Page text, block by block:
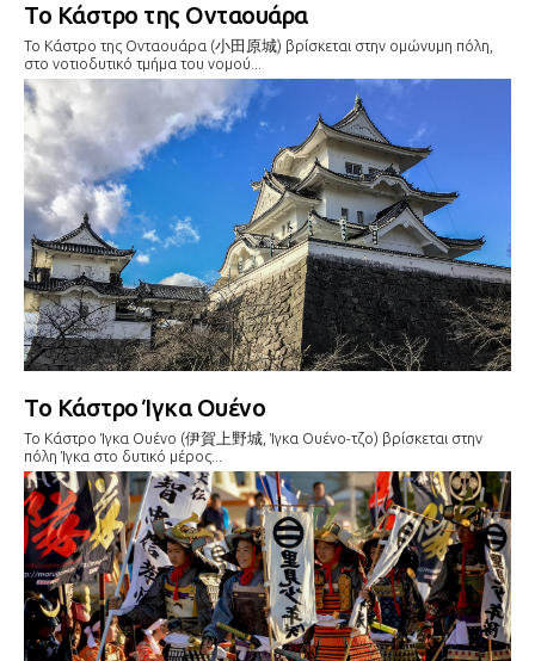
Το Κάστρο της Ονταουάρα
Το Κάστρο της Ονταουάρα (小田原城) βρίσκεται στην ομώνυμη πόλη,
στο νοτιοδυτικό τμήμα του νομού...
Το Κάστρο Ίγκα Ουένο
Το Κάστρο Ίγκα Ουένο (伊賀上野城, Ίγκα Ουένο-τζο) βρίσκεται στην
πόλη Ίγκα στο δυτικό μέρος...